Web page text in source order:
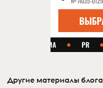
Другие материалы блога